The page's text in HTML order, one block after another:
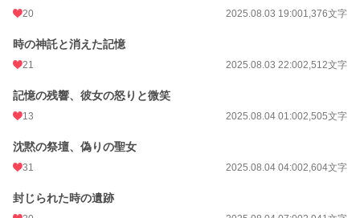
20 2025.08.03 19:001,376文字
時の神託と消えた記憶
21 2025.08.03 22:002,512文字
記憶の残響、彼女の怒りと微笑
13 2025.08.04 01:002,505文字
沈黙の祭壇、偽りの聖女
31 2025.08.04 04:002,604文字
封じられた時の遺跡